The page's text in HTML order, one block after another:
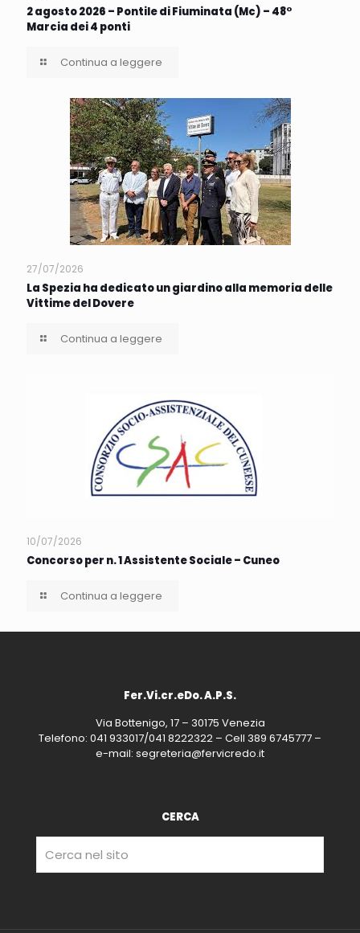
2 agosto 2026 – Pontile di Fiuminata (Mc) – 48°
Marcia dei 4 ponti
Continua a leggere
27/07/2026
La Spezia ha dedicato un giardino alla memoria delle
Vittime del Dovere
Continua a leggere
10/07/2026
Concorso per n. 1 Assistente Sociale – Cuneo
Continua a leggere
Fer.Vi.cr.eDo. A.P.S.
Via Bottenigo, 17 – 30175 Venezia
Telefono: 041 933017/041 8222322 – Cell 389 6745777 –
e-mail: segreteria@fervicredo.it
CERCA